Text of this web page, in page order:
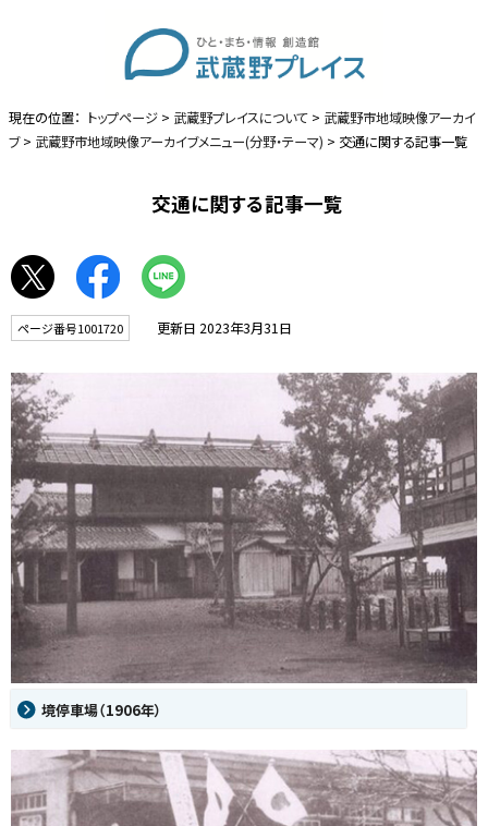
現在の位置： トップページ > 武蔵野プレイスについて > 武蔵野市地域映像アーカイ
ブ> 武蔵野市地域映像アーカイブメニュー(分野・テーマ) > 交通に関する記事一覧
交通に関する記事一覧
ページ番号1001720 更新日 2023年3月31日
境停車場（1906年）